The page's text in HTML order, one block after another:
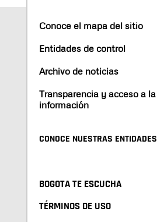
Conoce el mapa del sitio
Entidades de control
Archivo de noticias
Transparencia y acceso a la
información
CONOCE NUESTRAS ENTIDADES
BOGOTA TE ESCUCHA
TÉRMINOS DE USO